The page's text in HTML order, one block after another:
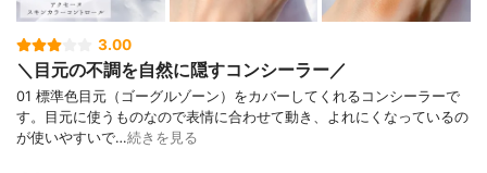
3.00
＼目元の不調を自然に隠すコンシーラー／
01 標準色目元（ゴーグルゾーン）をカバーしてくれるコンシーラーで
す。目元に使うものなので表情に合わせて動き、よれにくなっているの
が使いやすいで…続きを見る